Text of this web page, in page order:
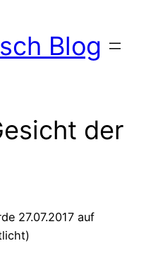
Blog
der
27.07.2017 auf